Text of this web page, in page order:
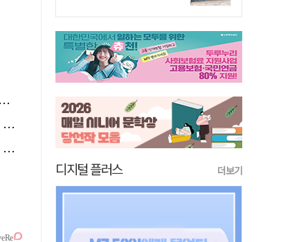
디지털 플러스 더보기